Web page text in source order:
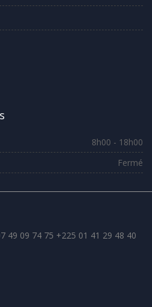
8h00 - 18h00
Fermé
49 09 74 75 +225 01 41 29 48 40